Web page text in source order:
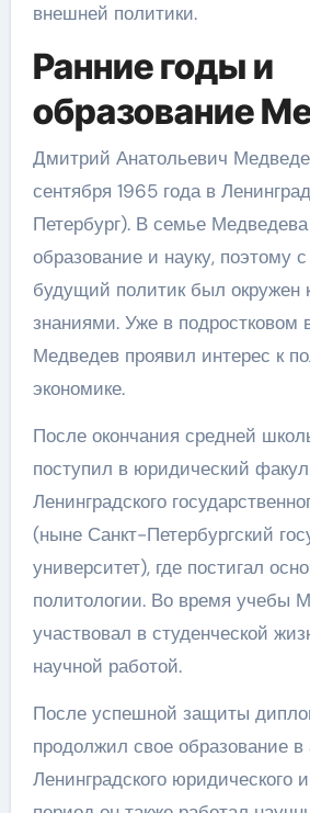
внешней политики.
Ранние годы и
образование
Дмитрий Анатольевич
сентября 1965 года в
Петербург). В семье
образование и науку, поэтому
будущий политик был окружен
знаниями. Уже в подростковом
Медведев проявил интерес к
экономике.
После окончания средней
поступил в юридический
Ленинградского
(ныне Санкт-Петербургский
университет), где постигал
политологии. Во время учебы
участвовал в студенческой
научной работой.
После успешной защиты
продолжил свое образование в
Ленинградского юридического